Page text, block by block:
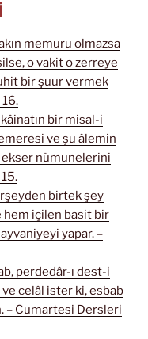
memuru olmazsa
o vakit o zerreye
bir şuur vermek
bir misal-i
ve şu âlemin
ekser nümunelerini
birtek şey
hem içilen basit bir
yapar. –
perdedâr-ı dest-i
ve celâl ister ki, esbab
– Cumartesi Dersleri